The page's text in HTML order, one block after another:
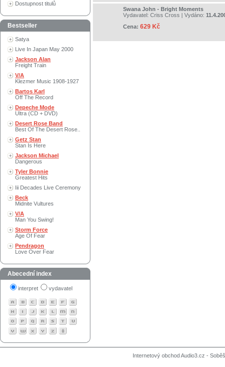
Dostupnost titulů
Bestseller
Satya
Live In Japan May 2000
Jackson Alan
Freight Train
V/A
Klezmer Music 1908-1927
Bartos Karl
Off The Record
Depeche Mode
Ultra (CD + DVD)
Desert Rose Band
Best Of The Desert Rose..
Getz Stan
Stan Is Here
Jackson Michael
Dangerous
Tyler Bonnie
Greatest Hits
Iii Decades Live Ceremony
Beck
Midnite Vultures
V/A
Man You Swing!
Storm Force
Age Of Fear
Pendragon
Love Over Fear
Abecední index
interpret vydavatel
Swana John - Bright Moments
Vydavatel: Criss Cross | Vydáno:
Cena: 629 Kč
Internetový obchod Audio3.cz -